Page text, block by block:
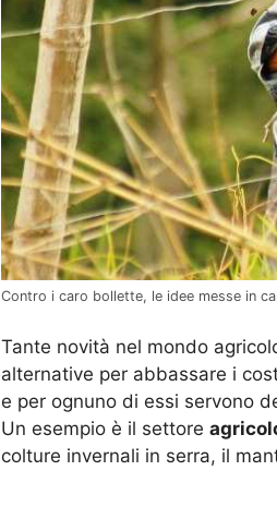
Contro i caro bollette, le idee messe in
Tante novità nel mondo
alternative per abbassare i
e per ognuno di essi servono
Un esempio è il settore
colture invernali in serra, il